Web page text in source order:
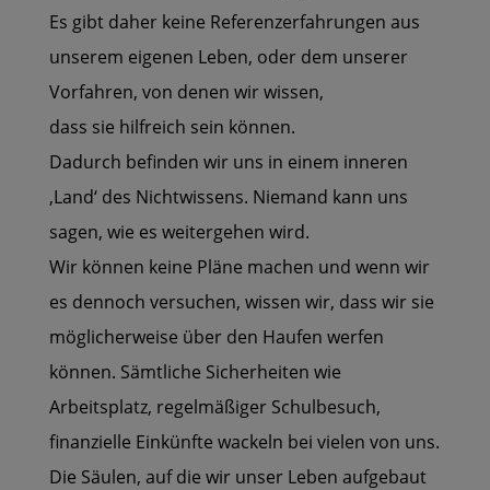
Es gibt daher keine Referenzerfahrungen aus
unserem eigenen Leben, oder dem unserer
Vorfahren, von denen wir wissen,
dass sie hilfreich sein können.
Dadurch befinden wir uns in einem inneren
‚Land‘ des Nichtwissens. Niemand kann uns
sagen, wie es weitergehen wird.
Wir können keine Pläne machen und wenn wir
es dennoch versuchen, wissen wir, dass wir sie
möglicherweise über den Haufen werfen
können. Sämtliche Sicherheiten wie
Arbeitsplatz, regelmäßiger Schulbesuch,
finanzielle Einkünfte wackeln bei vielen von uns.
Die Säulen, auf die wir unser Leben aufgebaut